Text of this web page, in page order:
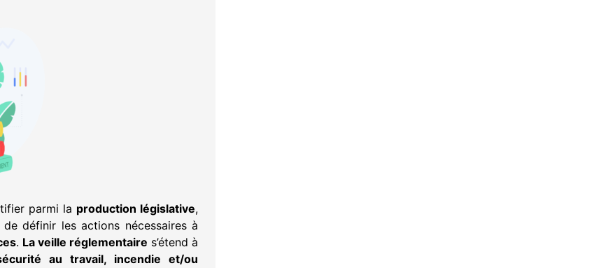
parmi la production législative,
définir les actions nécessaires à
. La veille réglementaire s’étend à
au travail, incendie et/ou